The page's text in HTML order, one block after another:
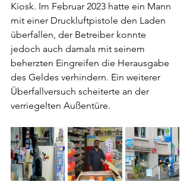
Kiosk. Im Februar 2023 hatte ein Mann
mit einer Druckluftpistole den Laden
überfallen, der Betreiber konnte
jedoch auch damals mit seinem
beherzten Eingreifen die Herausgabe
des Geldes verhindern. Ein weiterer
Überfallversuch scheiterte an der
verriegelten Außentüre.